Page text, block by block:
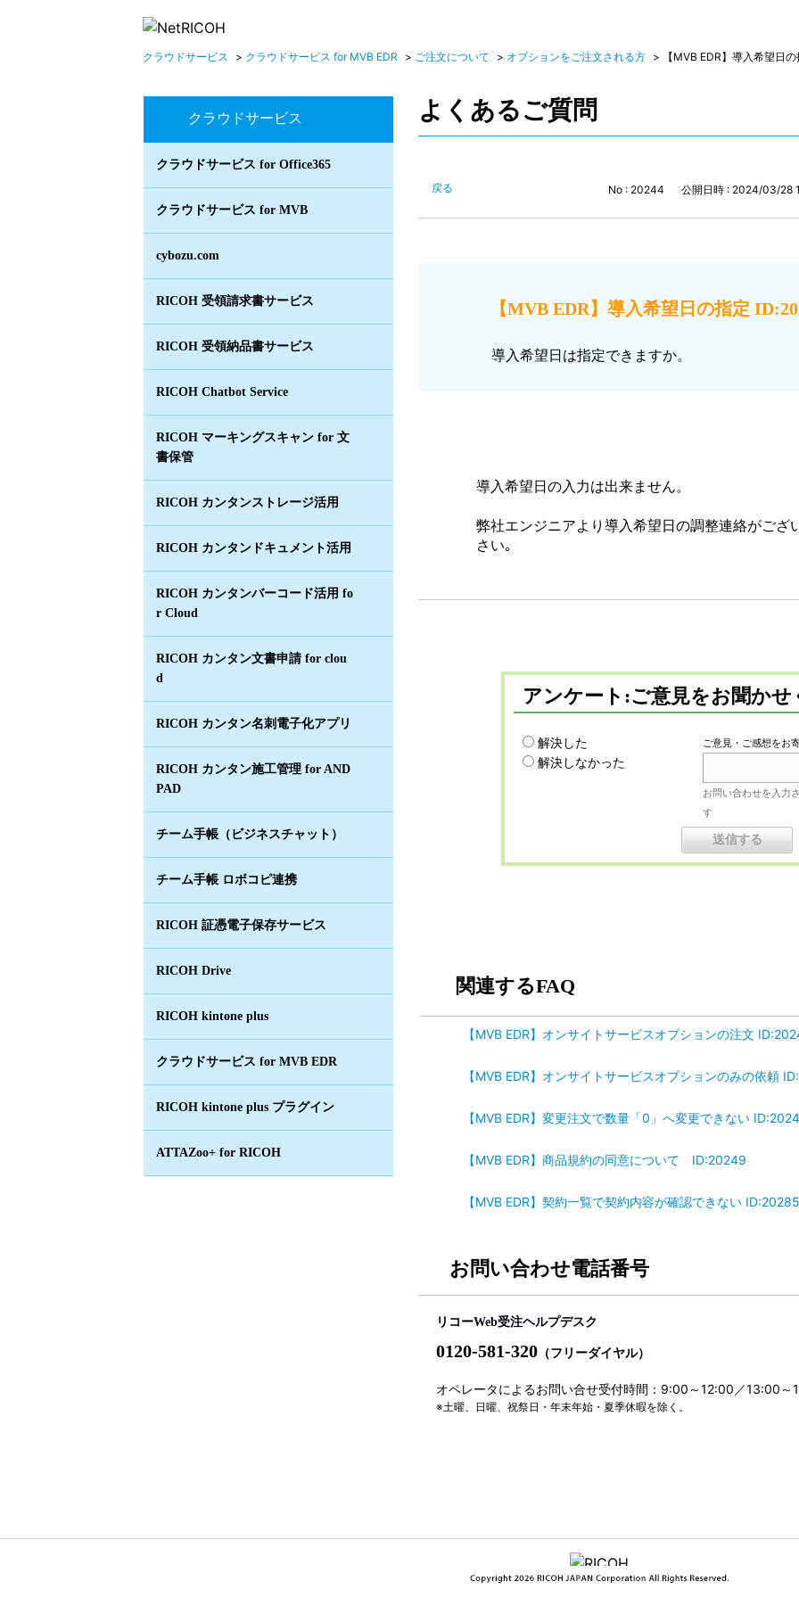
クラウドサービス > クラウドサービス for MVB EDR > ご注文について > オプションをご注文される方 > 【MVB EDR】導入希望日
クラウドサービス
クラウドサービス for Office365
クラウドサービス for MVB
cybozu.com
RICOH 受領請求書サービス
RICOH 受領納品書サービス
RICOH Chatbot Service
RICOH マーキングスキャン for 文
書保管
RICOH カンタンストレージ活用
RICOH カンタンドキュメント活用
RICOH カンタンバーコード活用 fo
r Cloud
RICOH カンタン文書申請 for clou
d
RICOH カンタン名刺電子化アプリ
RICOH カンタン施工管理 for AND
PAD
チーム手帳（ビジネスチャット）
チーム手帳 ロボコピ連携
RICOH 証憑電子保存サービス
RICOH Drive
RICOH kintone plus
クラウドサービス for MVB EDR
RICOH kintone plus プラグイン
ATTAZoo+ for RICOH
よくあるご質問
戻る No : 20244 公開日時 : 2024/03/28
【MVB EDR】導入希望日の指定
導入希望日は指定できますか。
導入希望日の入力は出来ません。
弊社エンジニアより導入希望日の調整連絡がござ
さい｡
アンケート:ご意見をお聞かせ
解決した
解決しなかった
ご意見・ご感想をお
お問い合わせを入力
す
関連するFAQ
【MVB EDR】オンサイトサービスオプションの注文
【MVB EDR】オンサイトサービスオプションのみの依頼
【MVB EDR】変更注文で数量「0」へ変更できない
【MVB EDR】商品規約の同意について ID:20249
【MVB EDR】契約一覧で契約内容が確認できない ID:20285
お問い合わせ電話番号
リコーWeb受注ヘルプデスク
0120-581-320 （フリーダイヤル）
オペレータによるお問い合せ受付時間：9:00～12:00／13:00～
※土曜、日曜、祝祭日・年末年始・夏季休暇を除く。